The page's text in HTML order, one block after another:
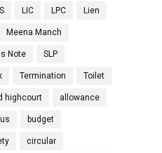
LIC LPC Lien
Meena Manch
Note SLP
Termination Toilet
highcourt allowance
budget
circular